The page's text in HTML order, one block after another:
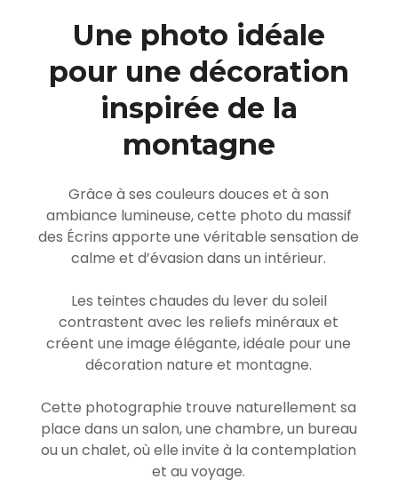
Une photo idéale
pour une décoration
inspirée de la
montagne
Grâce à ses couleurs douces et à son
ambiance lumineuse, cette photo du massif
des Écrins apporte une véritable sensation de
calme et d’évasion dans un intérieur.
Les teintes chaudes du lever du soleil
contrastent avec les reliefs minéraux et
créent une image élégante, idéale pour une
décoration nature et montagne.
Cette photographie trouve naturellement sa
place dans un salon, une chambre, un bureau
ou un chalet, où elle invite à la contemplation
et au voyage.